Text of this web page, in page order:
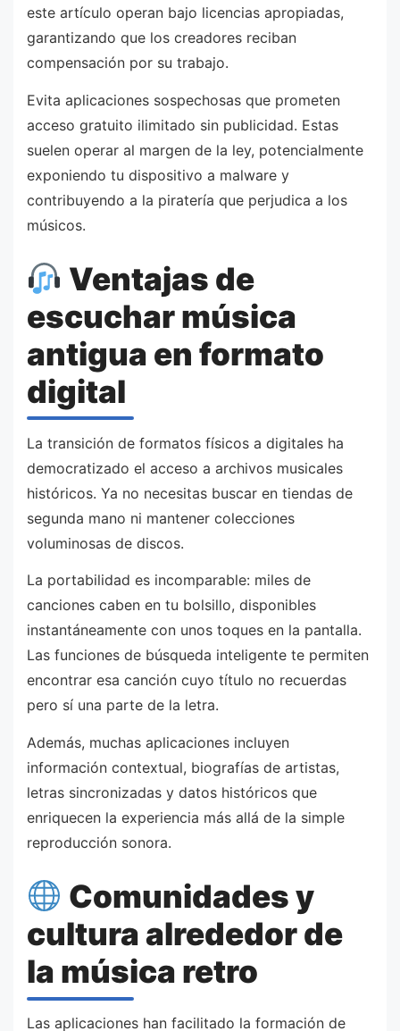
este artículo operan bajo licencias apropiadas,
garantizando que los creadores reciban
compensación por su trabajo.
Evita aplicaciones sospechosas que prometen
acceso gratuito ilimitado sin publicidad. Estas
suelen operar al margen de la ley, potencialmente
exponiendo tu dispositivo a malware y
contribuyendo a la piratería que perjudica a los
músicos.
Ventajas de
escuchar música
antigua en formato
digital
La transición de formatos físicos a digitales ha
democratizado el acceso a archivos musicales
históricos. Ya no necesitas buscar en tiendas de
segunda mano ni mantener colecciones
voluminosas de discos.
La portabilidad es incomparable: miles de
canciones caben en tu bolsillo, disponibles
instantáneamente con unos toques en la pantalla.
Las funciones de búsqueda inteligente te permiten
encontrar esa canción cuyo título no recuerdas
pero sí una parte de la letra.
Además, muchas aplicaciones incluyen
información contextual, biografías de artistas,
letras sincronizadas y datos históricos que
enriquecen la experiencia más allá de la simple
reproducción sonora.
Comunidades y
cultura alrededor de
la música retro
Las aplicaciones han facilitado la formación de